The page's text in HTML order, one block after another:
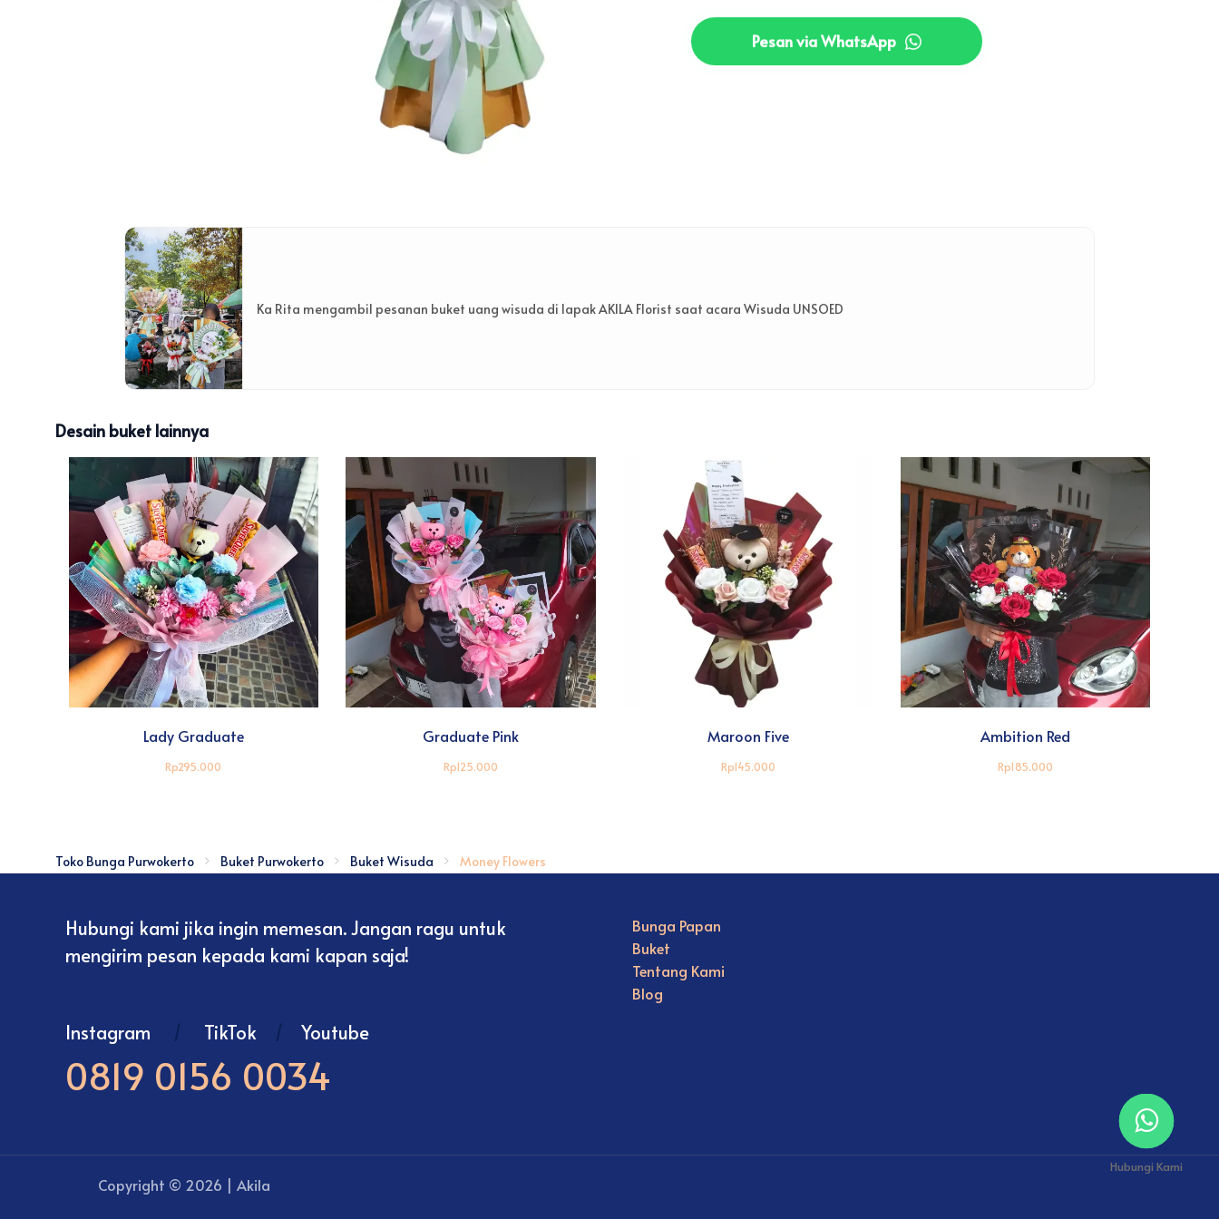
Pesan via WhatsApp
Ka Rita mengambil pesanan buket uang wisuda di lapak AKILA Florist saat acara Wisuda UNSOED
Desain buket lainnya
Lady Graduate
Rp295.000
Graduate Pink
Rp125.000
Maroon Five
Rp145.000
Ambition Red
Rp185.000
Toko Bunga Purwokerto Buket Purwokerto Buket Wisuda Money Flowers
Hubungi kami jika ingin memesan. Jangan ragu untuk
mengirim pesan kepada kami kapan saja!
Instagram / TikTok / Youtube
0819 0156 0034
Bunga Papan
Buket
Tentang Kami
Blog
Copyright © 2026 | Akila
Hubungi Kami